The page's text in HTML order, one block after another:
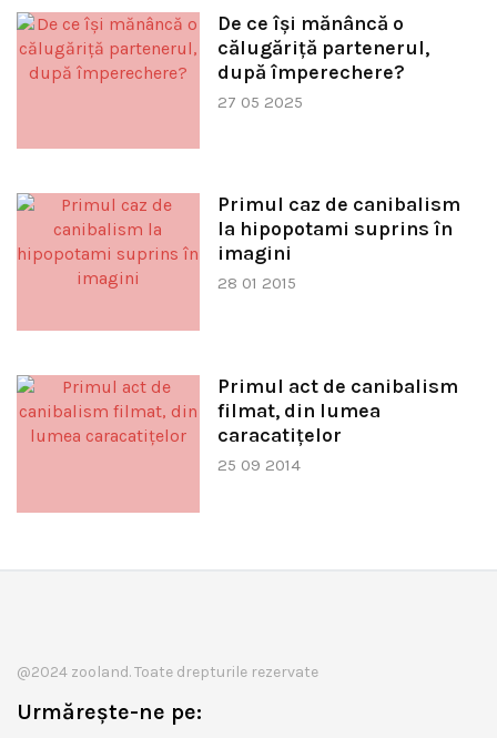
De ce își mănâncă o
călugăriță partenerul,
după împerechere?
27 05 2025
Primul caz de canibalism
la hipopotami suprins în
imagini
28 01 2015
Primul act de canibalism
filmat, din lumea
caracatiţelor
25 09 2014
@2024 zooland. Toate drepturile rezervate
Urmărește-ne pe: